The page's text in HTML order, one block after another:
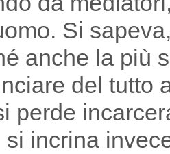
Si
anche la più
del tutto
perde
incrina